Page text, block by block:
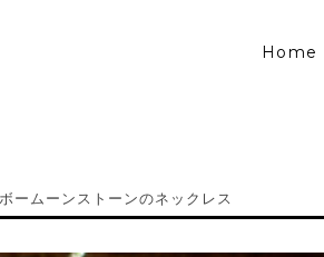
Home
ームーンストーンのネックレス